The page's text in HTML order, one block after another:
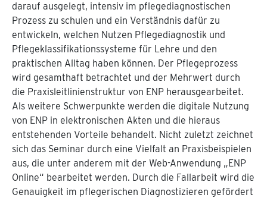
darauf ausgelegt, intensiv im pflegediagnostischen
Prozess zu schulen und ein Verständnis dafür zu
entwickeln, welchen Nutzen Pflegediagnostik und
Pflegeklassifikationssysteme für Lehre und den
praktischen Alltag haben können. Der Pflegeprozess
wird gesamthaft betrachtet und der Mehrwert durch
die Praxisleitlinienstruktur von ENP herausgearbeitet.
Als weitere Schwerpunkte werden die digitale Nutzung
von ENP in elektronischen Akten und die hieraus
entstehenden Vorteile behandelt. Nicht zuletzt zeichnet
sich das Seminar durch eine Vielfalt an Praxisbeispielen
aus, die unter anderem mit der Web-Anwendung „ENP
Online“ bearbeitet werden. Durch die Fallarbeit wird die
Genauigkeit im pflegerischen Diagnostizieren gefördert